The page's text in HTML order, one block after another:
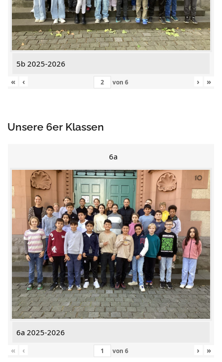
5b 2025-2026
«
‹ von 6 › »
Unsere 6er Klassen
6a
6a 2025-2026
«
‹ von 6 › »